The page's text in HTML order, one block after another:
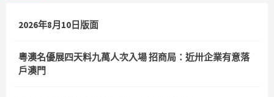
2026年8月10日版面
粵澳名優展四天料九萬人次入場 招商局：近卅企業有意落
戶澳門